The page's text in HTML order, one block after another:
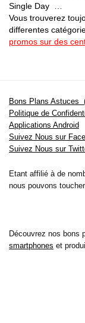
Single Day …
Vous trouverez
differentes
promos sur des
Bons Plans Astuces
Politique de
Applications Android
Suivez Nous sur
Suivez Nous sur
Etant affilié à de
nous pouvons
Découvrez nos bons
smartphones et